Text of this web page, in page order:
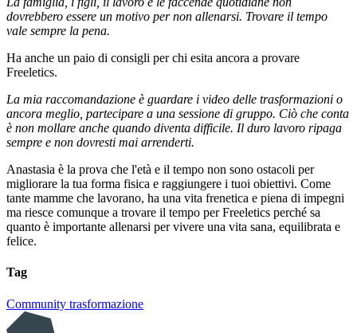
dovrebbero essere un motivo per non allenarsi. Trovare il tempo
vale sempre la pena.
Ha anche un paio di consigli per chi esita ancora a provare
Freeletics.
La mia raccomandazione è guardare i video delle trasformazioni o
ancora meglio, partecipare a una sessione di gruppo. Ciò che conta
è non mollare anche quando diventa difficile. Il duro lavoro ripaga
sempre e non dovresti mai arrenderti.
Anastasia è la prova che l'età e il tempo non sono ostacoli per
migliorare la tua forma fisica e raggiungere i tuoi obiettivi. Come
tante mamme che lavorano, ha una vita frenetica e piena di impegni
ma riesce comunque a trovare il tempo per Freeletics perché sa
quanto è importante allenarsi per vivere una vita sana, equilibrata e
felice.
Tag
Community trasformazione